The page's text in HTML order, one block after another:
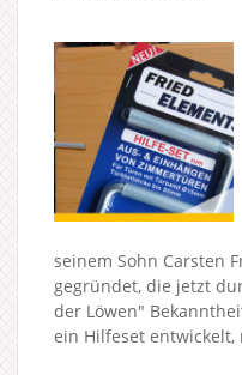
seinem Sohn Carsten
gegründet, die jetzt
der Löwen"
ein Hilfeset entwickelt,